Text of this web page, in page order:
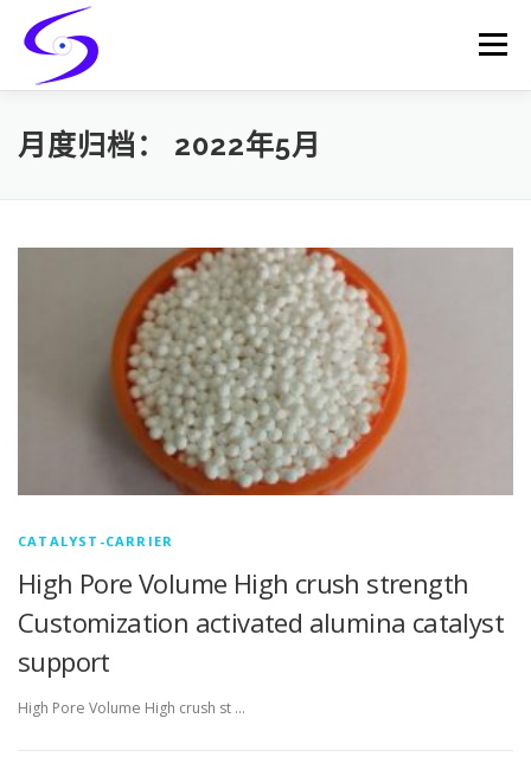
content
Menu
HOME PRODUCTS CATALYST-CARRIER
月度归档： 2022年5月
CATALYST-CARRIER
High Pore Volume High crush strength
Customization activated alumina catalyst
support
High Pore Volume High crush st …